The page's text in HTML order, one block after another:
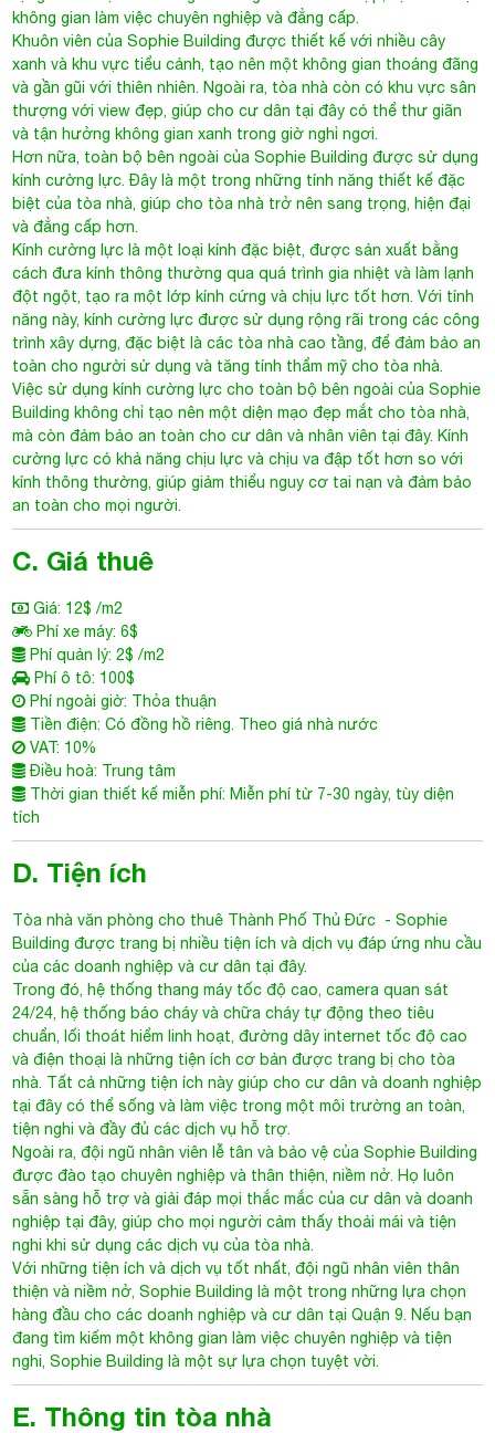
không gian làm việc chuyên nghiệp và đẳng cấp.
Khuôn viên của Sophie Building được thiết kế với nhiều cây
xanh và khu vực tiểu cảnh, tạo nên một không gian thoáng đãng
và gần gũi với thiên nhiên. Ngoài ra, tòa nhà còn có khu vực sân
thượng với view đẹp, giúp cho cư dân tại đây có thể thư giãn
và tận hưởng không gian xanh trong giờ nghỉ ngơi.
Hơn nữa, toàn bộ bên ngoài củaSophie Building được sử dụng
kính cường lực. Đây là một trong những tính năng thiết kế đặc
biệt của tòa nhà, giúp cho tòa nhà trở nên sang trọng, hiện đại
và đẳng cấp hơn.
Kính cường lực là một loại kính đặc biệt, được sản xuất bằng
cách đưa kính thông thường qua quá trình gia nhiệt và làm lạnh
đột ngột, tạo ra một lớp kính cứng và chịu lực tốt hơn. Với tính
năng này, kính cường lực được sử dụng rộng rãi trong các công
trình xây dựng, đặc biệt là các tòa nhà cao tầng, để đảm bảo an
toàn cho người sử dụng và tăng tính thẩm mỹ cho tòa nhà.
Việc sử dụng kính cường lực cho toàn bộ bên ngoài của Sophie
Building không chỉ tạo nên một diện mạo đẹp mắt cho tòa nhà,
mà còn đảm bảo an toàn cho cư dân và nhân viên tại đây. Kính
cường lực có khả năng chịu lực và chịu va đập tốt hơn so với
kính thông thường, giúp giảm thiểu nguy cơ tai nạn và đảm bảo
an toàn cho mọi người.
C. Giá thuê
Giá: 12$ /m2
Phí xe máy: 6$
Phí quản lý: 2$ /m2
Phí ô tô: 100$
Phí ngoài giờ: Thỏa thuận
Tiền điện: Có đồng hồ riêng. Theo giá nhà nước
VAT: 10%
Điều hoà: Trung tâm
Thời gian thiết kế miễn phí: Miễn phí từ 7-30 ngày, tùy diện
tích
D. Tiện ích
Tòa nhà văn phòng cho thuê Thành Phố Thủ Đức - Sophie
Building được trang bị nhiều tiện ích và dịch vụ đáp ứng nhu cầu
của các doanh nghiệp và cư dân tại đây.
Trong đó, hệ thống thang máy tốc độ cao, camera quan sát
24/24, hệ thống báo cháy và chữa cháy tự động theo tiêu
chuẩn, lối thoát hiểm linh hoạt, đường dây internet tốc độ cao
và điện thoại là những tiện ích cơ bản được trang bị cho tòa
nhà. Tất cả những tiện ích này giúp cho cư dân và doanh nghiệp
tại đây có thể sống và làm việc trong một môi trường an toàn,
tiện nghi và đầy đủ các dịch vụ hỗ trợ.
Ngoài ra, đội ngũ nhân viên lễ tân và bảo vệ củaSophie Building
được đào tạo chuyên nghiệp và thân thiện, niềm nở. Họ luôn
sẵn sàng hỗ trợ và giải đáp mọi thắc mắc của cư dân và doanh
nghiệp tại đây, giúp cho mọi người cảm thấy thoải mái và tiện
nghi khi sử dụng các dịch vụ của tòa nhà.
Với những tiện ích và dịch vụ tốt nhất, đội ngũ nhân viên thân
thiện và niềm nở, Sophie Building là một trong những lựa chọn
hàng đầu cho các doanh nghiệp và cư dân tại Quận 9. Nếu bạn
đang tìm kiếm một không gian làm việc chuyên nghiệp và tiện
nghi, Sophie Building là một sự lựa chọn tuyệt vời.
E. Thông tin tòa nhà